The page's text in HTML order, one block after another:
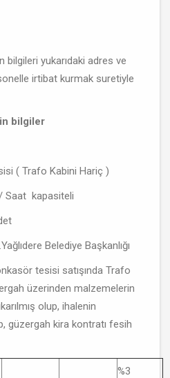
bilgileri yukarıdaki adres ve
irtibat kurmak suretiyle
bilgiler
( Trafo Kabini Hariç )
Saat kapasiteli
Belediye Başkanlığı
tesisi satışında Trafo
üzerinden malzemelerin
olup, ihalenin
güzergah kira kontratı fesih
%3